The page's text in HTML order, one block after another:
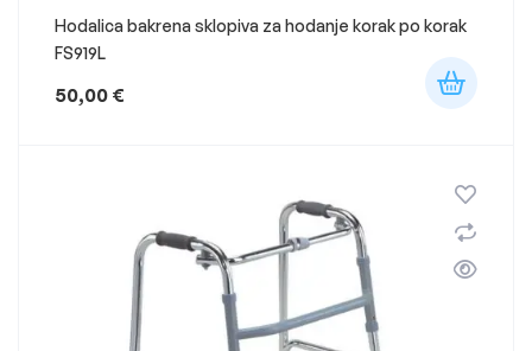
Hodalica bakrena sklopiva za hodanje korak po korak
FS919L
50,00 €